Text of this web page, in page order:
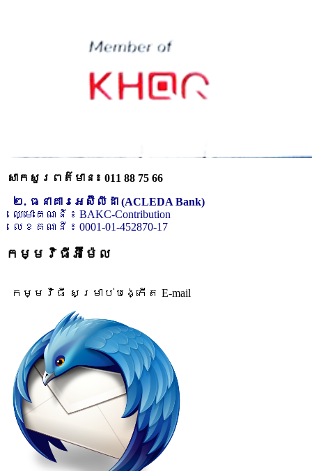
សាកសួរពត៌មាន៖ 011 88 75 66
២. ធនាគារអេស៊ីលីដា (ACLEDA Bank)
ឈ្មោះគណនី ៖ BAKC-Contribution
លេខគណនី ៖ 0001-01-452870-17
កម្មវិធីអ៊ីម៉ែល
កម្មវិធី សម្រាប់បង្កើត E-mail